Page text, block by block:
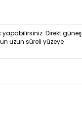
yapabilirsiniz. Direkt güneş
uzun süreli yüzeye